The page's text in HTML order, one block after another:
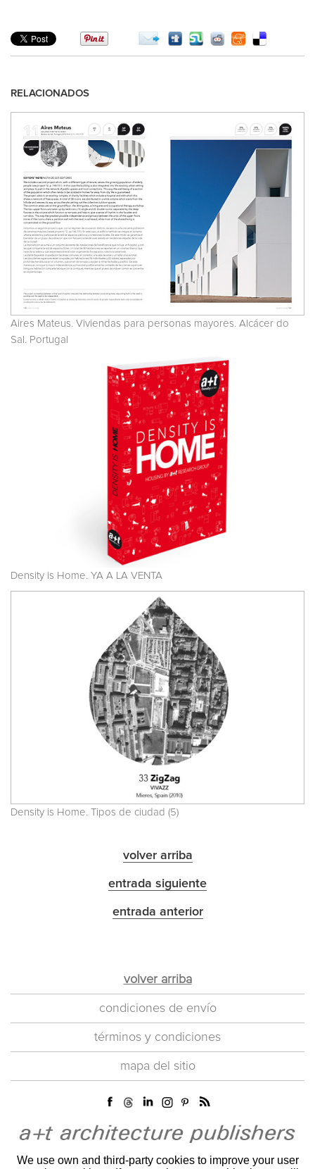
RELACIONADOS
Aires Mateus. Viviendas para personas mayores. Alcácer do
Sal. Portugal
Density is Home. YA A LA VENTA
Density is Home. Tipos de ciudad (5)
volver arriba
entrada siguiente
entrada anterior
volver arriba
condiciones de envío
términos y condiciones
mapa del sitio
We use own and third-party cookies to improve your user